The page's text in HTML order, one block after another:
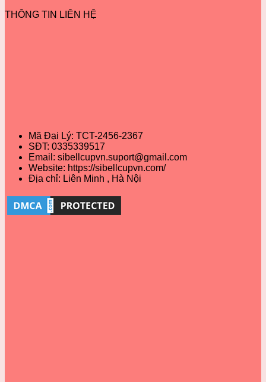
THÔNG TIN LIÊN HỆ
Mã Đại Lý: TCT-2456-2367
SĐT: 0335339517
Email: sibellcupvn.suport@gmail.com
Website: https://sibellcupvn.com/
Địa chỉ: Liên Minh , Hà Nội